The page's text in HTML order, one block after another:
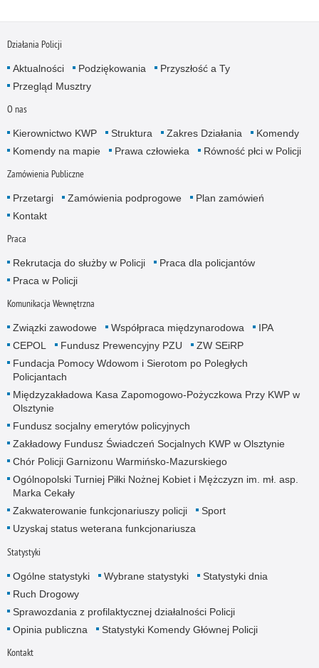
Działania Policji
Aktualności Podziękowania
Przyszłość a Ty
Przegląd Musztry
O nas
Kierownictwo KWP Struktura Zakres Działania
Komendy
Komendy na mapie
Prawa człowieka Równość płci w Policji
Zamówienia Publiczne
Przetargi Zamówienia podprogowe
Plan zamówień
Kontakt
Praca
Rekrutacja do służby w Policji
Praca dla policjantów
Praca w Policji
Komunikacja Wewnętrzna
Związki zawodowe Współpraca międzynarodowa
IPA
CEPOL
Fundusz Prewencyjny PZU
ZW SEiRP
Fundacja Pomocy Wdowom i Sierotom po Poległych
Policjantach
Międzyzakładowa Kasa Zapomogowo-Pożyczkowa Przy KWP w
Olsztynie
Fundusz socjalny emerytów policyjnych
Zakładowy Fundusz Świadczeń Socjalnych KWP w Olsztynie
Chór Policji Garnizonu Warmińsko-Mazurskiego
Ogólnopolski Turniej Piłki Nożnej Kobiet i Mężczyzn im. mł. asp.
Marka Cekały
Zakwaterowanie funkcjonariuszy policji
Sport
Uzyskaj status weterana funkcjonariusza
Statystyki
Ogólne statystyki Wybrane statystyki
Statystyki dnia
Ruch Drogowy
Sprawozdania z profilaktycznej działalności Policji
Opinia publiczna
Statystyki Komendy Głównej Policji
Kontakt